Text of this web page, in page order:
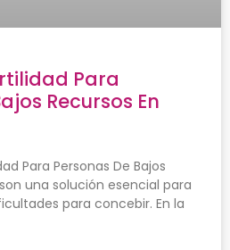
Para
Recursos En
Para Personas De Bajos
una solución esencial para
para concebir. En la